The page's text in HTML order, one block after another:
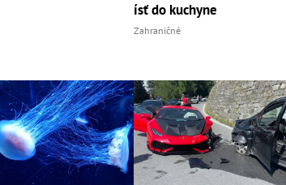
ísť do kuchyne
Zahraničné